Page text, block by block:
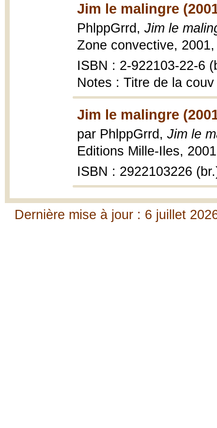
Jim le malingre
PhlppGrrd, Jim le
Zone convective,
ISBN : 2-922103-22-6
Notes : Titre de la couv
Jim le malingre
par PhlppGrrd, Jim le
Editions Mille-Iles,
ISBN : 2922103226
Dernière mise à jour : 6 juillet